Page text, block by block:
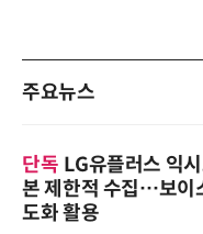
주요뉴스
단독 LG유플러스 익
본 제한적 수집…보이
도화 활용